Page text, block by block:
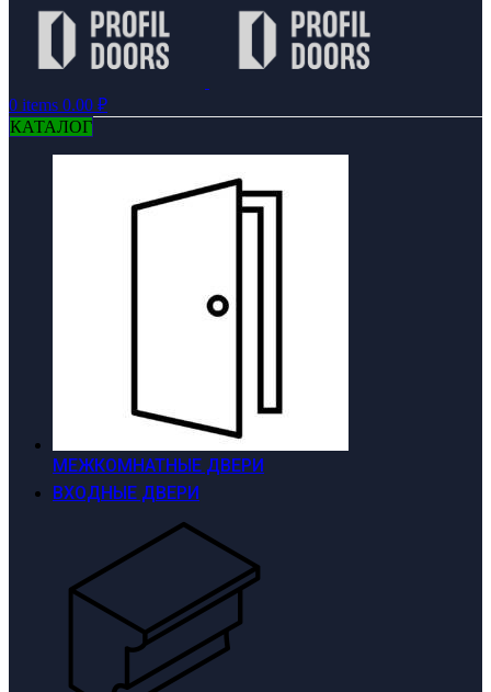
0 items 0.00 ₽
КАТАЛОГ
МЕЖКОМНАТНЫЕ ДВЕРИ
ВХОДНЫЕ ДВЕРИ